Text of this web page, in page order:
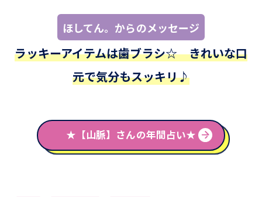
ほしてん。からのメッセージ
ラッキーアイテムは歯ブラシ☆ きれいな口
元で気分もスッキリ♪
★【山脈】さんの年間占い★